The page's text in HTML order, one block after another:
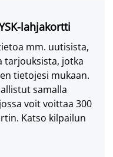
lahjakortti
mm. uutisista,
tarjouksista, jotka
tietojesi mukaan.
samalla
voit voittaa 300
Katso kilpailun